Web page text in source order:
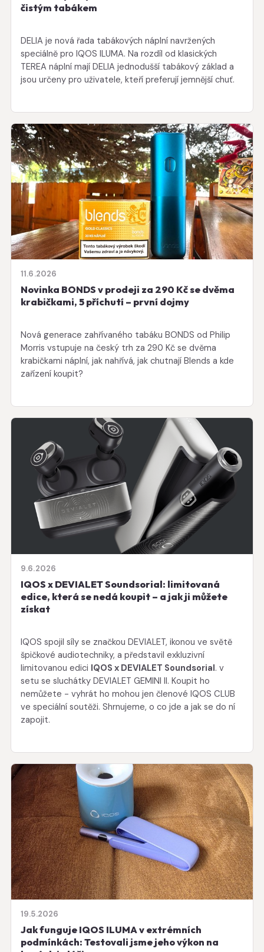
čistým tabákem
DELIA je nová řada tabákových náplní navržených
speciálně pro IQOS ILUMA. Na rozdíl od klasických
TEREA náplní mají DELIA jednodušší tabákový základ a
jsou určeny pro uživatele, kteří preferují jemnější chuť.
11.6.2026
Novinka BONDS v prodeji za 290 Kč se dvěma
krabičkami, 5 příchutí – první dojmy
Nová generace zahřívaného tabáku BONDS od Philip
Morris vstupuje na český trh za 290 Kč se dvěma
krabičkami náplní, jak nahřívá, jak chutnají Blends a kde
zařízení koupit?
9.6.2026
IQOS x DEVIALET Soundsorial: limitovaná
edice, která se nedá koupit – a jak ji můžete
získat
IQOS spojil síly se značkou DEVIALET, ikonou ve světě
špičkové audiotechniky, a představil exkluzivní
limitovanou edici IQOS x DEVIALET Soundsorial. v
setu se sluchátky DEVIALET GEMINI II. Koupit ho
nemůžete - vyhrát ho mohou jen členové IQOS CLUB
ve speciální soutěži. Shrnujeme, o co jde a jak se do ní
zapojit.
19.5.2026
Jak funguje IQOS ILUMA v extrémních
podmínkách: Testovali jsme jeho výkon na